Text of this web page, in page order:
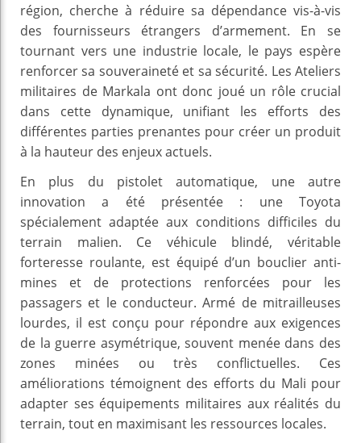
région, cherche à réduire sa dépendance vis-à-vis
des fournisseurs étrangers d’armement. En se
tournant vers une industrie locale, le pays espère
renforcer sa souveraineté et sa sécurité. Les Ateliers
militaires de Markala ont donc joué un rôle crucial
dans cette dynamique, unifiant les efforts des
différentes parties prenantes pour créer un produit
à la hauteur des enjeux actuels.
En plus du pistolet automatique, une autre
innovation a été présentée : une Toyota
spécialement adaptée aux conditions difficiles du
terrain malien. Ce véhicule blindé, véritable
forteresse roulante, est équipé d’un bouclier anti-
mines et de protections renforcées pour les
passagers et le conducteur. Armé de mitrailleuses
lourdes, il est conçu pour répondre aux exigences
de la guerre asymétrique, souvent menée dans des
zones minées ou très conflictuelles. Ces
améliorations témoignent des efforts du Mali pour
adapter ses équipements militaires aux réalités du
terrain, tout en maximisant les ressources locales.